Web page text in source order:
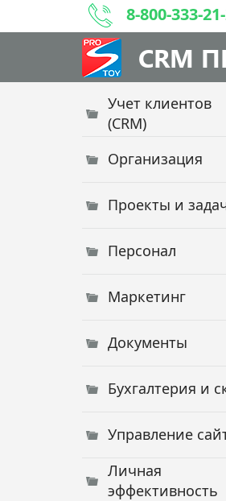
8-800-333-
CRM
Учет клиентов
(CRM)
Организация
Проекты и
Персонал
Маркетинг
Документы
Бухгалтерия и
Управление
Личная
эффективность